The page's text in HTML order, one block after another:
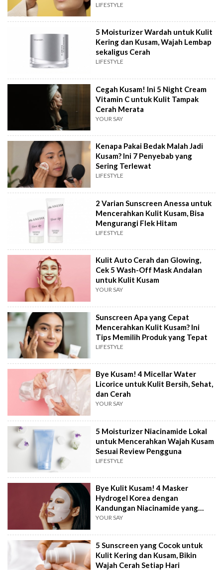
LIFESTYLE
5 Moisturizer Wardah untuk Kulit
Kering dan Kusam, Wajah Lembap
sekaligus Cerah
LIFESTYLE
Cegah Kusam! Ini 5 Night Cream
Vitamin C untuk Kulit Tampak
Cerah Merata
YOUR SAY
Kenapa Pakai Bedak Malah Jadi
Kusam? Ini 7 Penyebab yang
Sering Terlewat
LIFESTYLE
2 Varian Sunscreen Anessa untuk
Mencerahkan Kulit Kusam, Bisa
Mengurangi Flek Hitam
LIFESTYLE
Kulit Auto Cerah dan Glowing,
Cek 5 Wash-Off Mask Andalan
untuk Kulit Kusam
YOUR SAY
Sunscreen Apa yang Cepat
Mencerahkan Kulit Kusam? Ini
Tips Memilih Produk yang Tepat
LIFESTYLE
Bye Kusam! 4 Micellar Water
Licorice untuk Kulit Bersih, Sehat,
dan Cerah
YOUR SAY
5 Moisturizer Niacinamide Lokal
untuk Mencerahkan Wajah Kusam
Sesuai Review Pengguna
LIFESTYLE
Bye Kulit Kusam! 4 Masker
Hydrogel Korea dengan
Kandungan Niacinamide yang
Bikin Wajah Glowing
YOUR SAY
5 Sunscreen yang Cocok untuk
Kulit Kering dan Kusam, Bikin
Wajah Cerah Setiap Hari